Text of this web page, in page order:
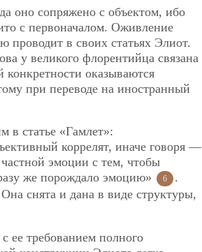
оно сопряжено с объектом, ибо
с первоначалом. Оживление
проводит в своих статьях Элиот.
у великого флорентийца связана
оказываются
при переводе на иностранный
в статье «Гамлет»:
коррелят, иначе говоря —
эмоции с тем, чтобы
же порождало эмоцию»
6
.
снята и дана в виде структуры,
ее требованием полного